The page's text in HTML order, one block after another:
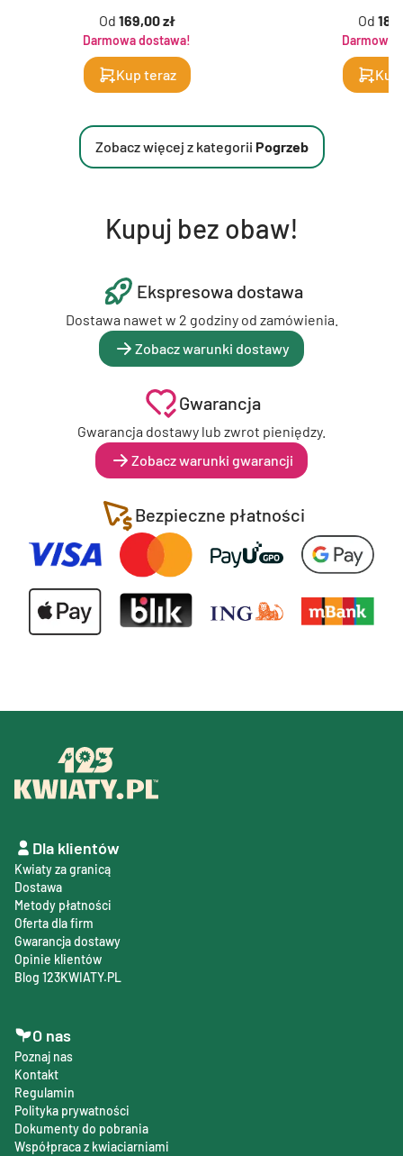
Od 169,00 zł
Darmowa dostawa!
Kup teraz
Od
Darmowa
Zobacz więcej z kategorii Pogrzeb
Kupuj bez obaw!
Ekspresowa dostawa
Dostawa nawet w 2 godziny od zamówienia.
Zobacz warunki dostawy
Gwarancja
Gwarancja dostawy lub zwrot pieniędzy.
Zobacz warunki gwarancji
Bezpieczne płatności
Dla klientów
Kwiaty za granicą
Dostawa
Metody płatności
Oferta dla firm
Gwarancja dostawy
Opinie klientów
Blog 123KWIATY.PL
O nas
Poznaj nas
Kontakt
Regulamin
Polityka prywatności
Dokumenty do pobrania
Współpraca z kwiaciarniami